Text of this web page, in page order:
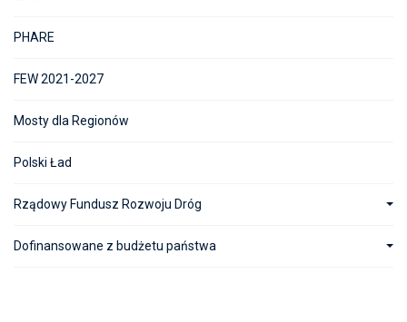
PHARE
FEW 2021-2027
Mosty dla Regionów
Polski Ład
Rządowy Fundusz Rozwoju Dróg
Dofinansowane z budżetu państwa